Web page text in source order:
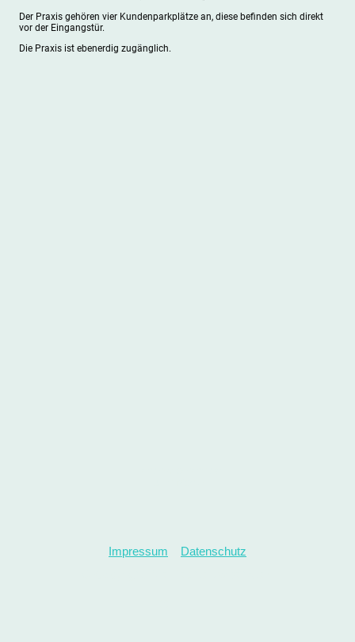
Der Praxis gehören vier Kundenparkplätze an, diese befinden sich direkt
vor der Eingangstür.
Die Praxis ist ebenerdig zugänglich.
Impressum
Datenschutz